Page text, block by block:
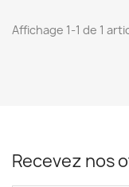
Affichage 1-1 de 1
Recevez nos